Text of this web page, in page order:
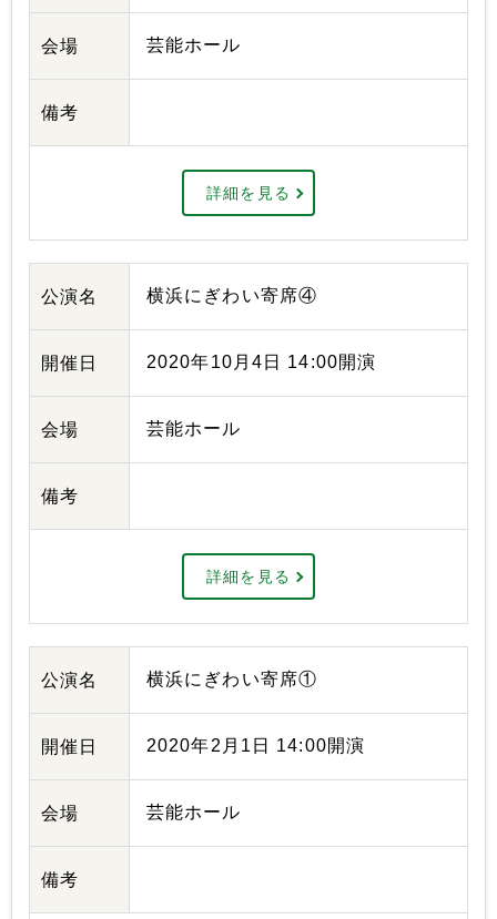
会場 芸能ホール
備考
詳細を見る
公演名 横浜にぎわい寄席④
開催日 2020年10月4日 14:00開演
会場 芸能ホール
備考
詳細を見る
公演名 横浜にぎわい寄席①
開催日 2020年2月1日 14:00開演
会場 芸能ホール
備考